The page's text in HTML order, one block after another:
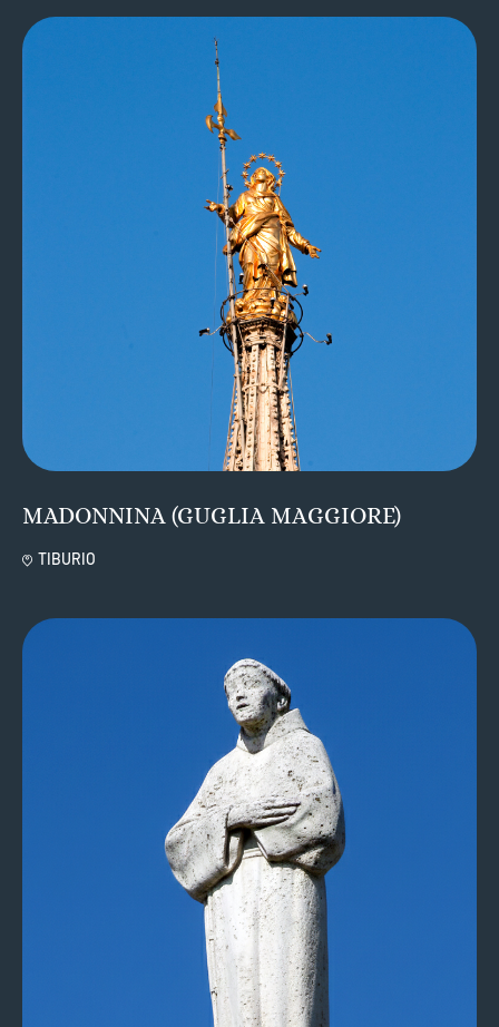
MADONNINA (GUGLIA MAGGIORE)
TIBURIO